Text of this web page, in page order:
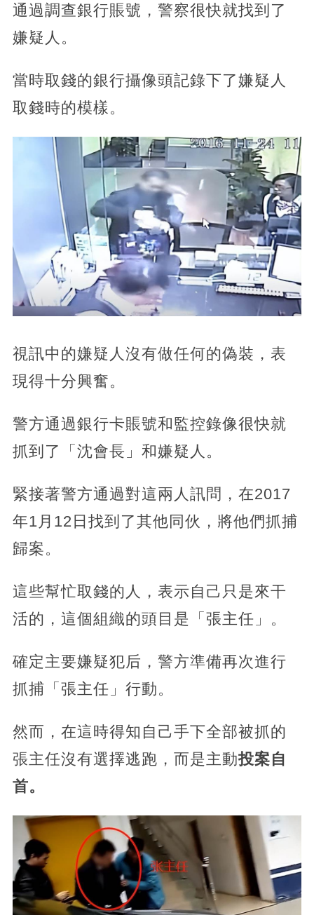
通過調查銀行賬號，警察很快就找到了
嫌疑人。
當時取錢的銀行攝像頭記錄下了嫌疑人
取錢時的模樣。
視訊中的嫌疑人沒有做任何的偽裝，表
現得十分興奮。
警方通過銀行卡賬號和監控錄像很快就
抓到了「沈會長」和嫌疑人。
緊接著警方通過對這兩人訊問，在2017
年1月12日找到了其他同伙，將他們抓捕
歸案。
這些幫忙取錢的人，表示自己只是來干
活的，這個組織的頭目是「張主任」。
確定主要嫌疑犯后，警方準備再次進行
抓捕「張主任」行動。
然而，在這時得知自己手下全部被抓的
張主任沒有選擇逃跑，而是主動投案自
首。